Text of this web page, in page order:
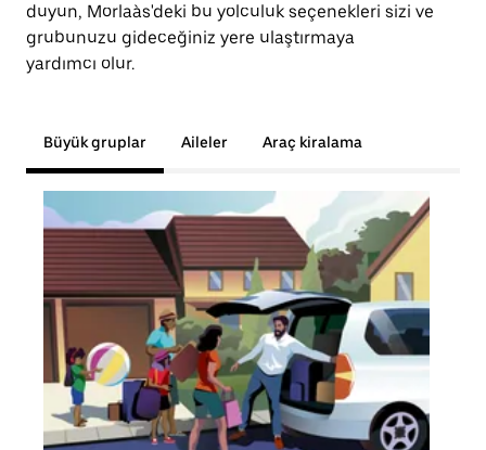
duyun, Morlaàs'deki bu yolculuk seçenekleri sizi ve
grubunuzu gideceğiniz yere ulaştırmaya
yardımcı olur.
Büyük gruplar Aileler Araç kiralama